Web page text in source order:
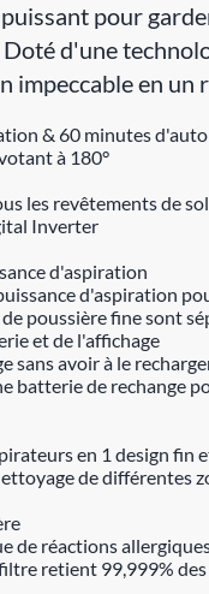
pour
d'une
en un
& 60 minutes
à 180°
les revêtements de sol
Inverter
d'aspiration
d'aspiration
poussière fine sont
et de l'affichage
avoir à le
batterie de rechange
en 1 design fin
de différentes
de réactions
retient 99,999%